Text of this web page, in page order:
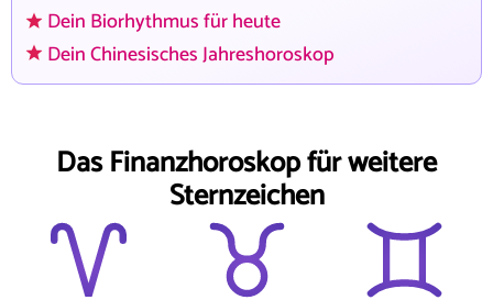
Dein Biorhythmus für heute
Dein Chinesisches Jahreshoroskop
Das Finanzhoroskop für weitere
Sternzeichen